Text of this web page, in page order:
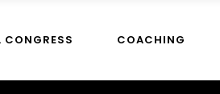
CONGRESS COACHING